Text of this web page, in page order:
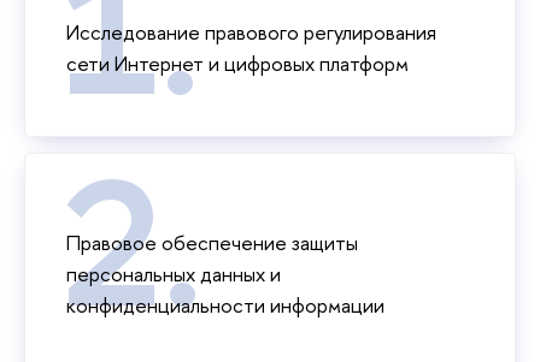
Исследование правового регулирования
сети Интернет и цифровых платформ
Правовое обеспечение защиты
персональных данных и
конфиденциальности информации